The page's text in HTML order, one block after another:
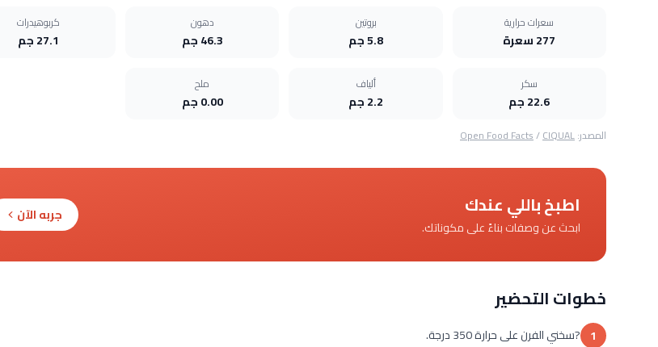
سعرات حرارية
277 سعرة
بروتين
5.8 جم
دهون
46.3 جم
كربوهيدرات
27.1 جم
سكر
22.6 جم
ألياف
2.2 جم
ملح
0.00 جم
المصدر: Open Food Facts/CIQUAL
اطبخ باللي عندك
ابحث عن وصفات بناءً على مكوناتك.
جربه الآن
خطوات التحضير
1 ?سخني الفرن على حرارة 350 درجة.